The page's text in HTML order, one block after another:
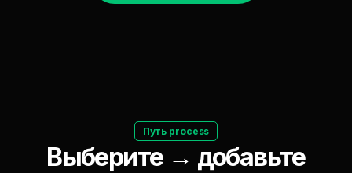
Путь process
Выберите → добавьте